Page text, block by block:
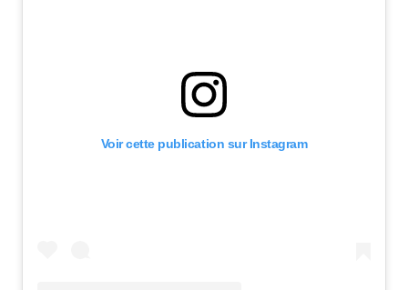
Voir cette publication sur Instagram